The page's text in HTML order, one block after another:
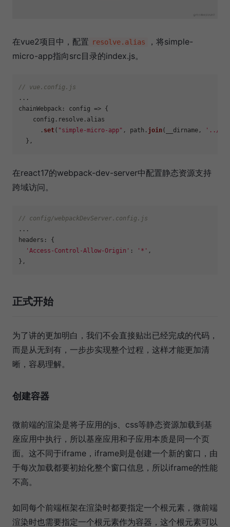
在vue2项目中，配置 resolve.alias
，将simple-
micro-app指向src目录的index.js。
// vue.config.js
chainWebpack : config => {
    config.
resolve . alias
      .
set( "simple-micro-app" , path. join(__dirname,
'../../
在react17的webpack-dev-server中配置静态资源支持
跨域访问。
// config/webpackDevServer.config.js
headers : {
'Access-Control-Allow-Origin' : '*' ,
正式开始
为了讲的更加明白，我们不会直接贴出已经完成的代码，
而是从无到有，一步步实现整个过程，这样才能更加清
晰，容易理解。
创建容器
微前端的渲染是将子应用的js、css等静态资源加载到基
座应用中执行，所以基座应用和子应用本质是同一个页
面。这不同于iframe，iframe则是创建一个新的窗口，由
于每次加载都要初始化整个窗口信息，所以iframe的性能
不高。
如同每个前端框架在渲染时都要指定一个根元素，微前端
渲染时也需要指定一个根元素作为容器，这个根元素可以